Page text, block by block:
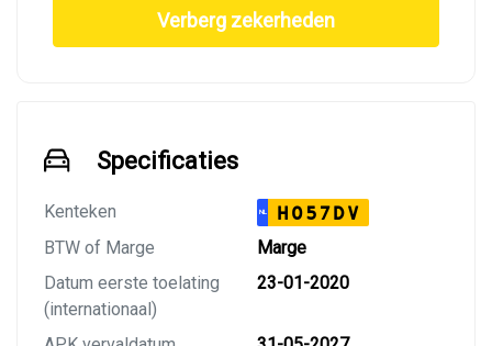
Verberg zekerheden
Specificaties
Kenteken NL H057DV
BTW of Marge
Marge
Datum eerste toelating
(internationaal)
23-01-2020